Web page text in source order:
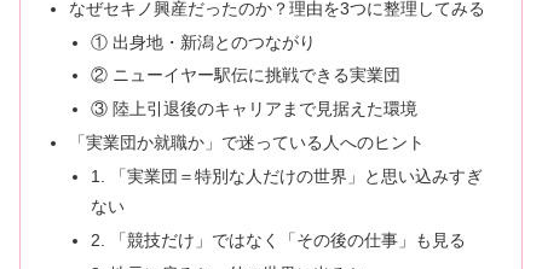
なぜセキノ興産だったのか？理由を3つに整理してみる
① 出身地・新潟とのつながり
② ニューイヤー駅伝に挑戦できる実業団
③ 陸上引退後のキャリアまで見据えた環境
「実業団か就職か」で迷っている人へのヒント
1. 「実業団＝特別な人だけの世界」と思い込みすぎ
ない
2. 「競技だけ」ではなく「その後の仕事」も見る